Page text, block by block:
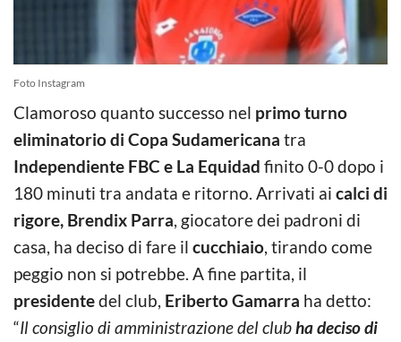
Foto Instagram
Clamoroso quanto successo nel primo turno
eliminatorio di Copa Sudamericana tra
Independiente FBC e La Equidad finito 0-0 dopo i
180 minuti tra andata e ritorno. Arrivati ai calci di
rigore, Brendix Parra, giocatore dei padroni di
casa, ha deciso di fare il cucchiaio, tirando come
peggio non si potrebbe. A fine partita, il
presidentedel club, Eriberto Gamarra ha detto:
“Il consiglio di amministrazione del clubha deciso di